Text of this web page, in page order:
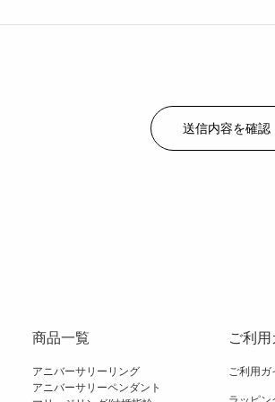
商品一覧
アニバーサリーリング
アニバーサリーペンダント
ご利用
ご利用ガ